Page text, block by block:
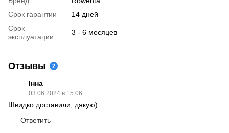
Срок гарантии
14 дней
Срок
эксплуатации
3 - 6 месяцев
Отзывы 2
Інна
03.06.2024 в 15:06
Швидко доставили, дякую)
Ответить